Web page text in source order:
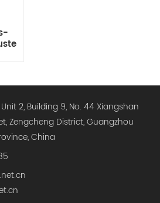
Unit 2, Building 9, No. 44 Xiangshan
Zengcheng District, Guangzhou
China